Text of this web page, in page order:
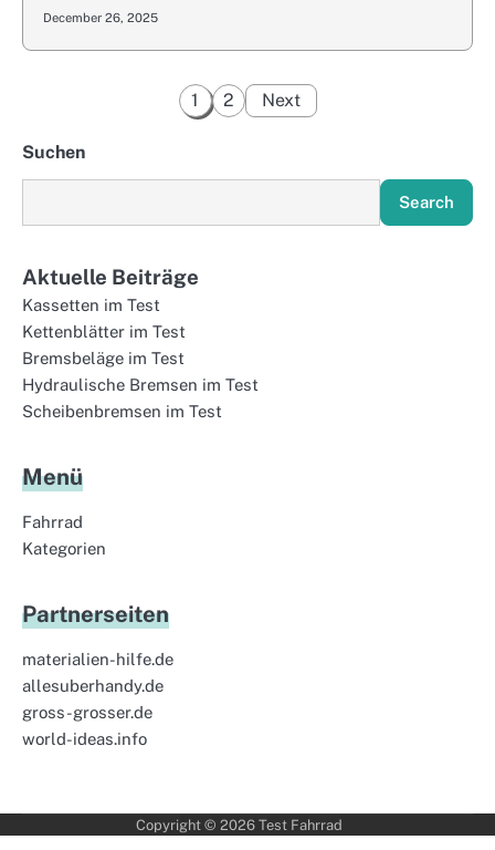
December 26, 2025
Posts
1 2 Next
Suchen
Search
Aktuelle Beiträge
Kassetten im Test
Kettenblätter im Test
Bremsbeläge im Test
Hydraulische Bremsen im Test
Scheibenbremsen im Test
Menü
Fahrrad
Kategorien
Partnerseiten
materialien-hilfe.de
allesuberhandy.de
gross-grosser.de
world-ideas.info
Copyright © 2026 Test Fahrrad